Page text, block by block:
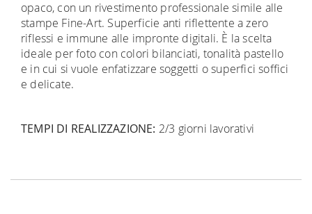
opaco, con un rivestimento professionale simile alle
stampe Fine-Art. Superficie anti riflettente a zero
riflessi e immune alle impronte digitali. È la scelta
ideale per foto con colori bilanciati, tonalità pastello
e in cui si vuole enfatizzare soggetti o superfici soffici
e delicate.
TEMPI DI REALIZZAZIONE: 2/3 giorni lavorativi